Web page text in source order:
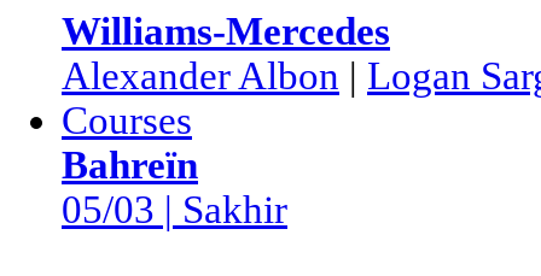
Williams-Mercedes
Alexander Albon | Logan
Courses
Bahreïn
05/03 | Sakhir